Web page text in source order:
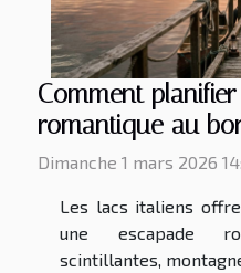
Comment
romantique au
Dimanche 1 mars 2026
Les lacs italiens
une escapade
scintillantes,